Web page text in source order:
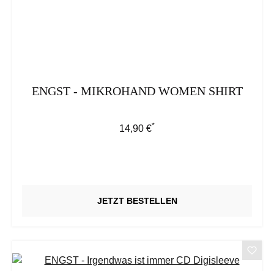
ENGST - MIKROHAND WOMEN SHIRT
Regulärer Preis:
14,90 €*
JETZT BESTELLEN